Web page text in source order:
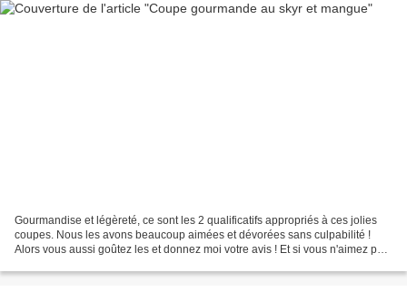
Gourmandise et légèreté, ce sont les 2 qualificatifs appropriés à ces jolies
coupes. Nous les avons beaucoup aimées et dévorées sans culpabilité !
Alors vous aussi goûtez les et donnez moi votre avis ! Et si vous n'aimez pas